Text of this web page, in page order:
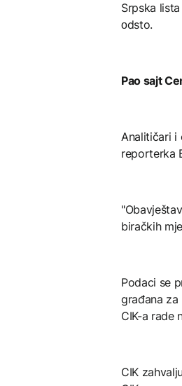
Srpska
оdsto.
Pao sajt
Analitičari i
reporterka
biračkih
Podaci se
građana
CIK-a rade
CIK